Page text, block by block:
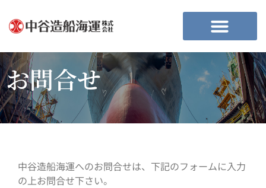
お問合せ
中谷造船海運へのお問合せは、下記のフォームに入力
の上お問合せ下さい。